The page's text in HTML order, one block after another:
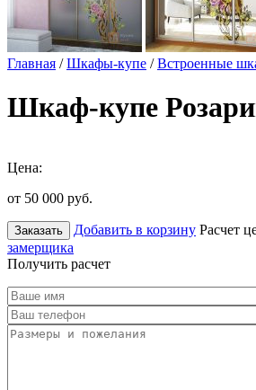
Главная /Шкафы-купе /Встроенные
Шкаф-купе
Цена:
от 50 000 руб.
Заказать Добавить в корзину Расчет
замерщика
Получить расчет